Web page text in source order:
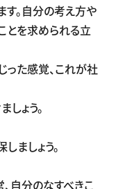
す。自分の考え方や
とを求められる立
った感覚、これが社
ょう。
ましょう。
自分のなすべきこ